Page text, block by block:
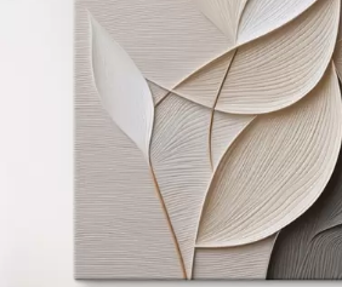
Kõige populaarsemad
Nullida kõik